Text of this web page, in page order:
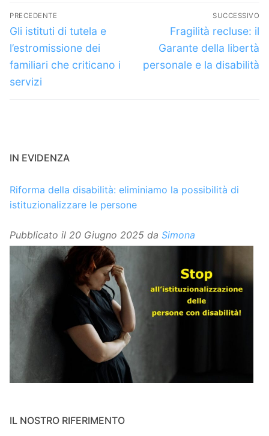
Navigazione
articoli
PRECEDENTE
Articolo
precedente:
Gli istituti di tutela e
l’estromissione dei
familiari che criticano i
servizi
SUCCESSIVO
Articolo
successivo:
Fragilità recluse: il
Garante della libertà
personale e la disabilità
IN EVIDENZA
Riforma della disabilità: eliminiamo la possibilità di
istituzionalizzare le persone
Pubblicato il 20 Giugno 2025 da Simona
IL NOSTRO RIFERIMENTO